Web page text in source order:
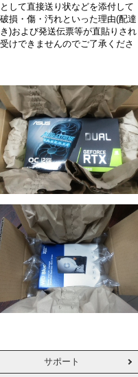
して直接送り状などを添付して
損・傷・汚れといった理由(配達
)および発送伝票等が直貼りされ
けできませんのでご了承くださ
サポート